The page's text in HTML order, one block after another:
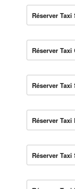
Réserver
Réserver
Réserver Taxi
Réserver Taxi
Réserver Taxi